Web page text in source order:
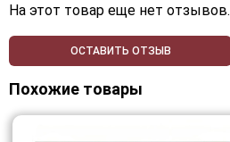
На этот товар еще нет отзывов.
ОСТАВИТЬ ОТЗЫВ
Похожие товары